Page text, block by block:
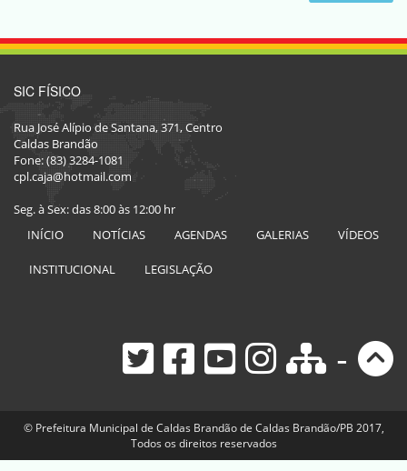
SIC FÍSICO
Rua José Alípio de Santana, 371, Centro
Caldas Brandão
Fone: (83) 3284-1081
cpl.caja@hotmail.com
Seg. à Sex: das 8:00 às 12:00 hr
INÍCIO
NOTÍCIAS AGENDAS GALERIAS VÍDEOS
INSTITUCIONAL LEGISLAÇÃO
-
© Prefeitura Municipal de Caldas Brandão de Caldas Brandão/PB 2017,
Todos os direitos reservados